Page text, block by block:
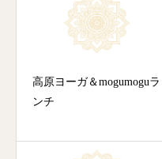
高原ヨーガ＆mogumoguラ
ンチ